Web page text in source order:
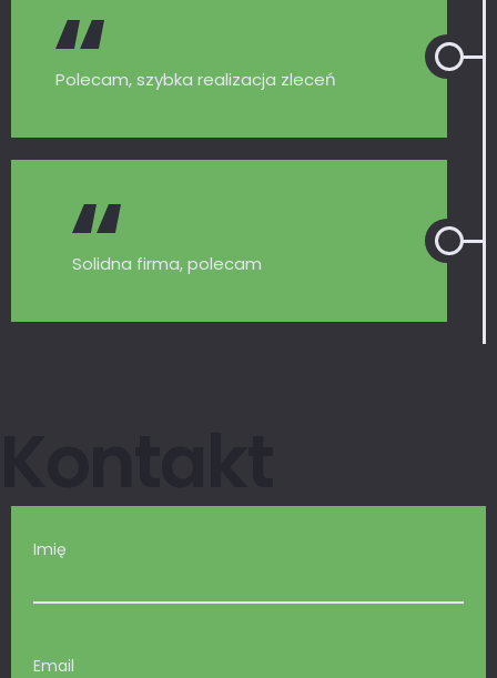
Polecam, szybka realizacja zleceń
Solidna firma, polecam
Imię
Email